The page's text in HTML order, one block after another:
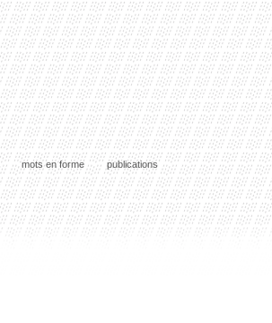
mots en forme publications